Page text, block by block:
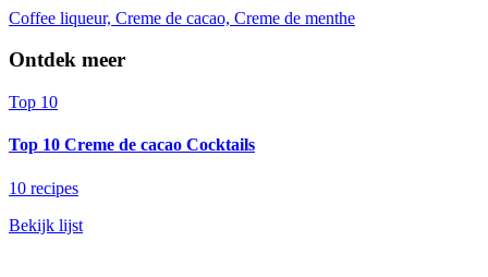
Coffee liqueur, Creme de cacao, Creme de menthe
Ontdek meer
Top 10
Top 10 Creme de cacao Cocktails
10 recipes
Bekijk lijst